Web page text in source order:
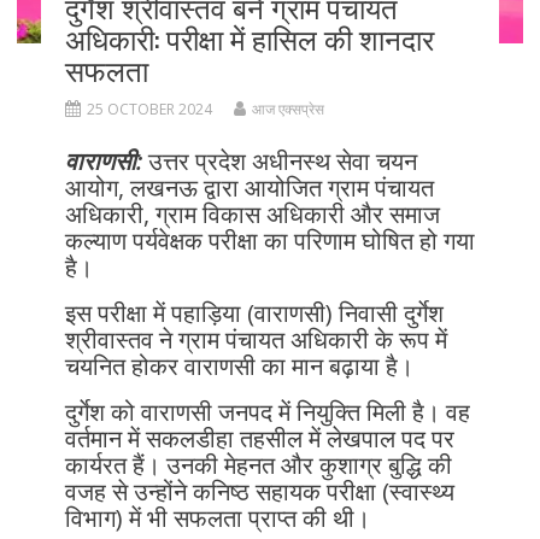
अधिकारी: परीक्षा में हासिल की शानदार
सफलता
25 OCTOBER 2024 आज एक्सप्रेस
वाराणसी:उत्तर प्रदेश अधीनस्थ सेवा चयन
आयोग, लखनऊ द्वारा आयोजित ग्राम पंचायत
अधिकारी, ग्राम विकास अधिकारी और समाज
कल्याण पर्यवेक्षक परीक्षा का परिणाम घोषित हो गया
है।
इस परीक्षा में पहाड़िया (वाराणसी) निवासी दुर्गेश
श्रीवास्तव ने ग्राम पंचायत अधिकारी के रूप में
चयनित होकर वाराणसी का मान बढ़ाया है।
दुर्गेश को वाराणसी जनपद में नियुक्ति मिली है। वह
वर्तमान में सकलडीहा तहसील में लेखपाल पद पर
कार्यरत हैं। उनकी मेहनत और कुशाग्र बुद्धि की
वजह से उन्होंने कनिष्ठ सहायक परीक्षा (स्वास्थ्य
विभाग) में भी सफलता प्राप्त की थी।